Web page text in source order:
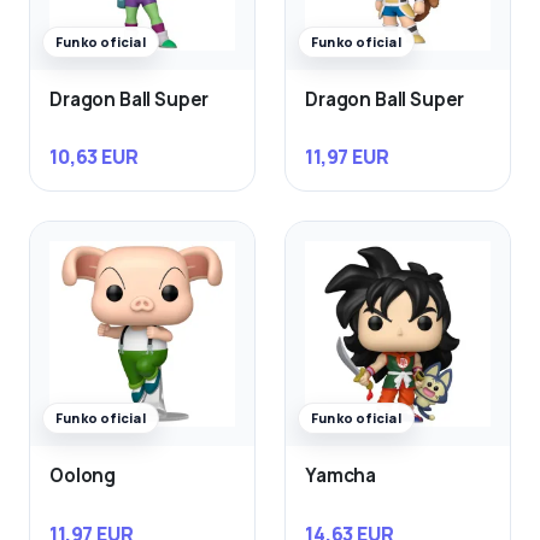
Funko oficial
Dragon Ball Super
10,63 EUR
Funko oficial
Dragon Ball Super
11,97 EUR
Funko oficial
Oolong
11,97 EUR
Funko oficial
Yamcha
14,63 EUR